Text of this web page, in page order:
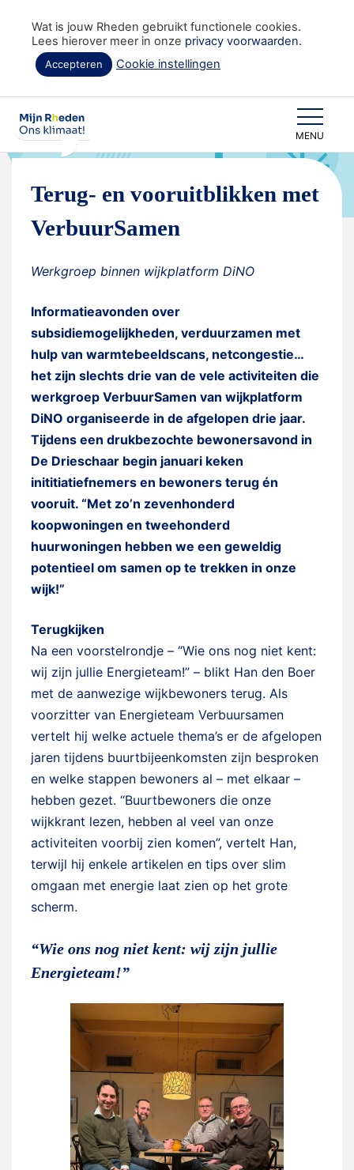
Wat is jouw Rheden gebruikt functionele cookies.
Lees hierover meer in onze privacy voorwaarden.
Accepteren Cookie instellingen
Wat is jouw Rheden MENU
Home Terug- en vooruitblikken met VerbuurSamen
Terug- en vooruitblikken met
VerbuurSamen
Werkgroep binnen wijkplatform DiNO
Informatieavonden over
subsidiemogelijkheden, verduurzamen met
hulp van warmtebeeldscans, netcongestie…
het zijn slechts drie van de vele activiteiten die
werkgroep VerbuurSamen van wijkplatform
DiNO organiseerde in de afgelopen drie jaar.
Tijdens een drukbezochte bewonersavond in
De Drieschaar begin januari keken
inititiatiefnemers en bewoners terug én
vooruit. “Met zo’n zevenhonderd
koopwoningen en tweehonderd
huurwoningen hebben we een geweldig
potentieel om samen op te trekken in onze
wijk!”
Terugkijken
Na een voorstelrondje – “Wie ons nog niet kent:
wij zijn jullie Energieteam!” – blikt Han den Boer
met de aanwezige wijkbewoners terug. Als
voorzitter van Energieteam Verbuursamen
vertelt hij welke actuele thema’s er de afgelopen
jaren tijdens buurtbijeenkomsten zijn besproken
en welke stappen bewoners al – met elkaar –
hebben gezet. “Buurtbewoners die onze
wijkkrant lezen, hebben al veel van onze
activiteiten voorbij zien komen”, vertelt Han,
terwijl hij enkele artikelen en tips over slim
omgaan met energie laat zien op het grote
scherm.
“Wie ons nog niet kent: wij zijn jullie
Energieteam!”